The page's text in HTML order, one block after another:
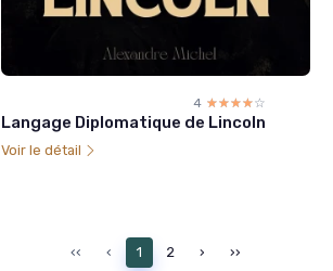
4 ☆☆☆☆☆
★★★★★
Langage Diplomatique de Lincoln
Voir le détail
‹‹ ‹ 1 2 › ››